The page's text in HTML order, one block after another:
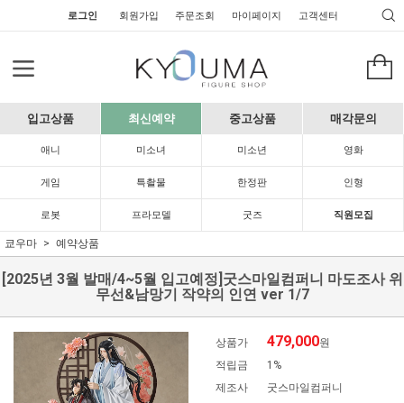
로그인 회원가입 주문조회 마이페이지 고객센터
입고상품 최신예약 중고상품 매각문의
애니 미소녀 미소년 영화
게임 특촬물 한정판 인형
로봇 프라모델 굿즈 직원모집
쿄우마 예약상품
[2025년 3월 발매/4~5월 입고예정]굿스마일컴퍼니 마도조사 위
무선&남망기 작약의 인연 ver 1/7
상품가 479,000원
적립금
1%
제조사
굿스마일컴퍼니